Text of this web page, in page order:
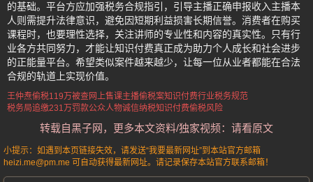
的基础。平台方应加强税务合规指引，引导主播正确申报收入主播本
人则需提升法律意识，避免因短期利益损害长期信誉。消费者在购买
课程时，也要理性选择，关注讲师的专业性和内容的真实性。只有行
业各方共同努力，才能让知识付费真正成为助力个人成长和社会进步
的正能量平台。希望类似案件越来越少，让每一位从业者都能在合法
合规的轨道上实现价值。
王仲焘偷税119万被查网上售课主播偷税案知识付费行业税务规范
税务局追缴231万罚款公众人物诚信纳税知识付费偷税风险
转载自黑子网，更多本文资料/独家视频：请看原文
小提示：如遇到本页链接失效，请发送“我要最新网址”到本站官方邮箱
heizi.me@pm.me 可自动获得最新网址。请记录保存本站官方联系邮箱！